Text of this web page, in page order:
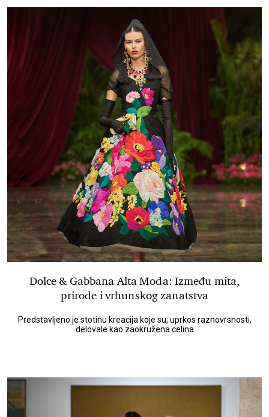
Dolce & Gabbana Alta Moda: Između mita,
prirode i vrhunskog zanatstva
Predstavljeno je stotinu kreacija koje su, uprkos raznovrsnosti,
delovale kao zaokružena celina